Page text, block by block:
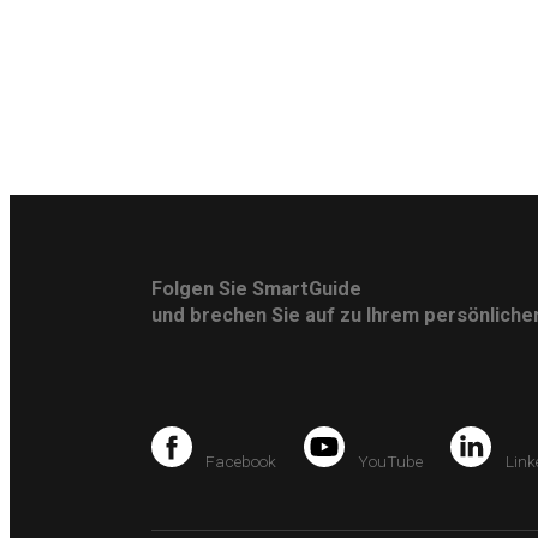
Folgen Sie SmartGuide
und brechen Sie auf zu Ihrem
Facebook YouTube